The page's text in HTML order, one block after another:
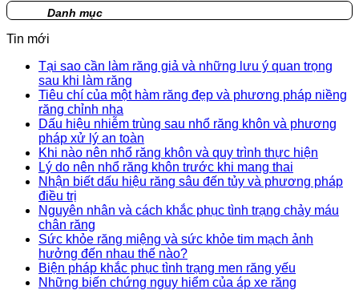
Danh mục
Tin mới
Tại sao cần làm răng giả và những lưu ý quan trọng
sau khi làm răng
Tiêu chí của một hàm răng đẹp và phương pháp niềng
răng chỉnh nha
Dấu hiệu nhiễm trùng sau nhổ răng khôn và phương
pháp xử lý an toàn
Khi nào nên nhổ răng khôn và quy trình thực hiện
Lý do nên nhổ răng khôn trước khi mang thai
Nhận biết dấu hiệu răng sâu đến tủy và phương pháp
điều trị
Nguyên nhân và cách khắc phục tình trạng chảy máu
chân răng
Sức khỏe răng miệng và sức khỏe tim mạch ảnh
hưởng đến nhau thế nào?
Biện pháp khắc phục tình trạng men răng yếu
Những biến chứng nguy hiểm của áp xe răng